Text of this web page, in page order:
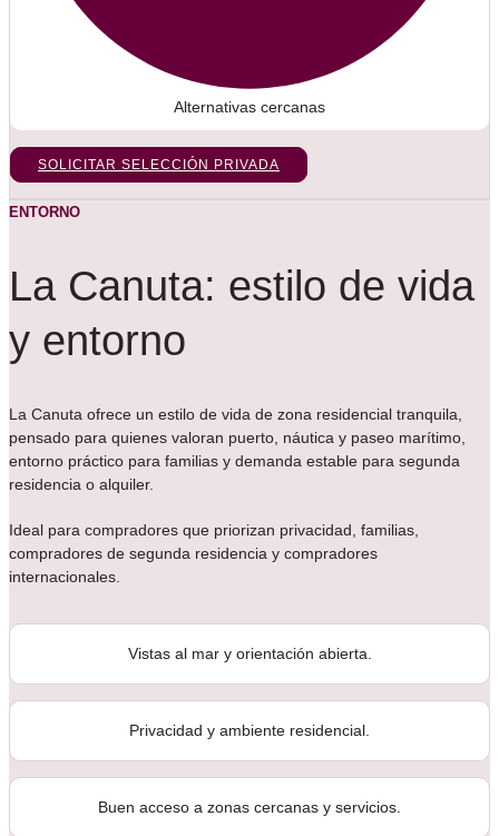
Alternativas cercanas
SOLICITAR SELECCIÓN PRIVADA
ENTORNO
La Canuta: estilo de vida
y entorno
La Canuta ofrece un estilo de vida de zona residencial tranquila,
pensado para quienes valoran puerto, náutica y paseo marítimo,
entorno práctico para familias y demanda estable para segunda
residencia o alquiler.
Ideal para compradores que priorizan privacidad, familias,
compradores de segunda residencia y compradores
internacionales.
Vistas al mar y orientación abierta.
Privacidad y ambiente residencial.
Buen acceso a zonas cercanas y servicios.